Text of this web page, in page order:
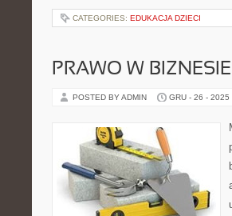
CATEGORIES: EDUKACJA DZIECI
PRAWO W BIZNESIE
POSTED BY ADMIN GRU - 26 - 2025